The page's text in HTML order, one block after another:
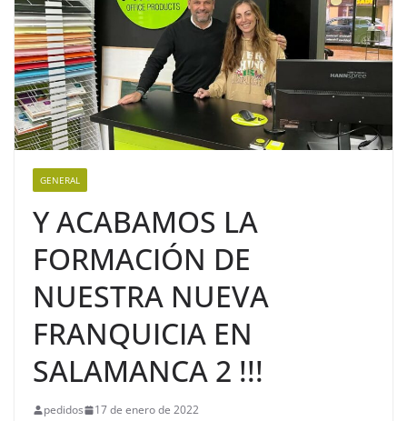
GENERAL
Y ACABAMOS LA
FORMACIÓN DE
NUESTRA NUEVA
FRANQUICIA EN
SALAMANCA 2 !!!
pedidos 17 de enero de 2022